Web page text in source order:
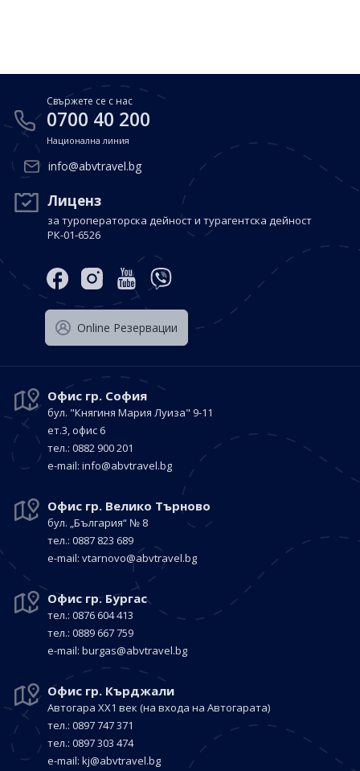
Почивки в Италия
Почивки в Доминиканска република
Почивки в Дубай
Почивка в Мексико
Политика за поверителност
Контакти
Вход за агенти
Свържете се с нас
0700 40 200
Свържете се с нас
0700 40 200
Национална линия
info@abvtravel.bg
Лиценз
за туроператорска дейност и турагентска дейност
РК-01-6526
Оnline Резервации
Офис гр. София
бул. "Княгиня Мария Луиза" 9-11
ет.3, офис 6
тел.: 0882 900 201
е-mail: info@abvtravel.bg
Офис гр. Велико Търново
бул. „България“ № 8
тел.: 0887 823 689
е-mail: vtarnovo@abvtravel.bg
Офис гр. Бургас
тел.: 0876 604 413
тел.: 0889 667 759
е-mail: burgas@abvtravel.bg
Офис гр. Кърджали
Автогара ХХ1 век (на входа на Автогарата)
тел.: 0897 747 371
тел.: 0897 303 474
е-mail: kj@abvtravel.bg